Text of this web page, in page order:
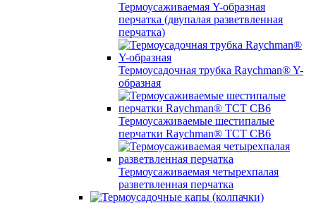
Термоусаживаемая Y-образная
перчатка (двупалая разветвленная
перчатка)
Термоусадочная трубка Raychman® Y-
образная
Термоусаживаемые шестипалые
перчатки Raychman® ТСТ СВ6
Термоусаживаемая четырехпалая
разветвленная перчатка